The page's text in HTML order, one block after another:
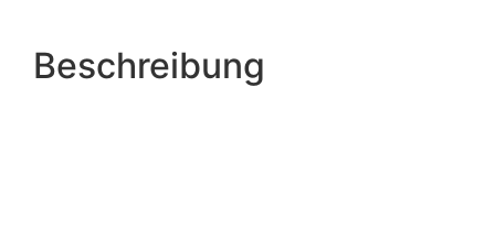
Beschreibung